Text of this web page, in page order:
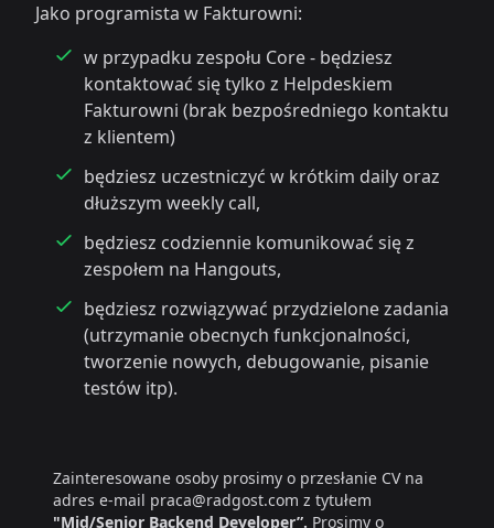
Jako programista w Fakturowni:
w przypadku zespołu Core - będziesz
kontaktować się tylko z Helpdeskiem
Fakturowni (brak bezpośredniego kontaktu
z klientem)
będziesz uczestniczyć w krótkim daily oraz
dłuższym weekly call,
będziesz codziennie komunikować się z
zespołem na Hangouts,
będziesz rozwiązywać przydzielone zadania
(utrzymanie obecnych funkcjonalności,
tworzenie nowych, debugowanie, pisanie
testów itp).
Zainteresowane osoby prosimy o przesłanie CV na
adres e-mail praca@radgost.com z tytułem
"Mid/Senior Backend Developer”. Prosimy o